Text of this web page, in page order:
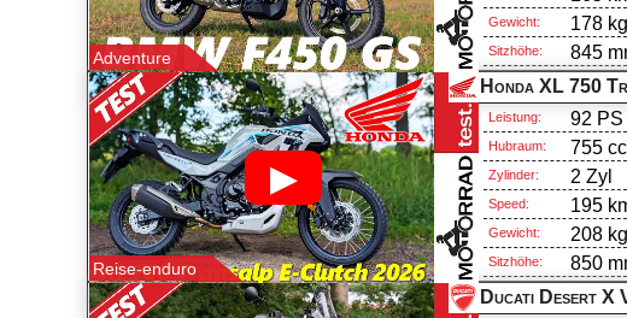
Adventure
Gewicht: 178 kg
Sitzhöhe: 845
▶
Reise-enduro
Leistung: 92 PS
Hubraum: 755
Zylinder: 2 Zyl
Speed: 195
Gewicht: 208 kg
Sitzhöhe: 850
Ducati Desert X